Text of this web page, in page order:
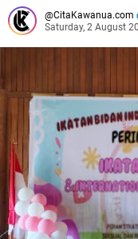
CitaKawanua.com
Saturday, 2 August